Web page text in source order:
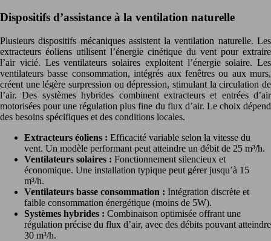
Dispositifs d’assistance à la ventilation naturelle
Plusieurs dispositifs mécaniques assistent la ventilation naturelle. Les
extracteurs éoliens utilisent l’énergie cinétique du vent pour extraire
l’air vicié. Les ventilateurs solaires exploitent l’énergie solaire. Les
ventilateurs basse consommation, intégrés aux fenêtres ou aux murs,
créent une légère surpression ou dépression, stimulant la circulation de
l’air. Des systèmes hybrides combinent extracteurs et entrées d’air
motorisées pour une régulation plus fine du flux d’air. Le choix dépend
des besoins spécifiques et des conditions locales.
Extracteurs éoliens : Efficacité variable selon la vitesse du
vent. Un modèle performant peut atteindre un débit de 25 m³/h.
Ventilateurs solaires : Fonctionnement silencieux et
économique. Une installation typique peut gérer jusqu’à 15
m³/h.
Ventilateurs basse consommation : Intégration discrète et
faible consommation énergétique (moins de 5W).
Systèmes hybrides : Combinaison optimisée offrant une
régulation précise du flux d’air, avec des débits pouvant atteindre
30 m³/h.